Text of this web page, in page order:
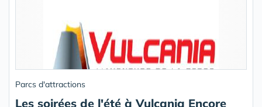
Parcs d'attractions
Les soirées de l'été à Vulcania Encore